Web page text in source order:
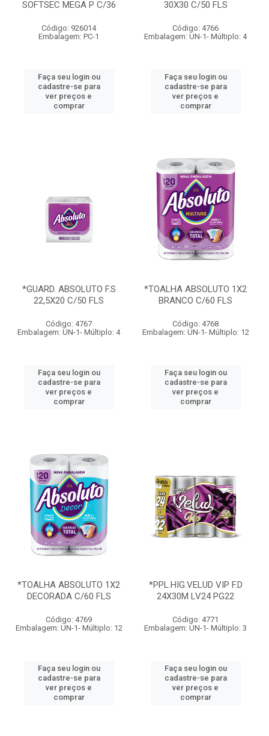
SOFTSEC MEGA P C/36
Código: 926014
Embalagem: PC-1
Faça seu login ou
cadastre-se para
ver preços e
comprar
30X30 C/50 FLS
Código: 4766
Embalagem: UN-1- Múltiplo: 4
Faça seu login ou
cadastre-se para
ver preços e
comprar
*GUARD. ABSOLUTO F.S
22,5X20 C/50 FLS
Código: 4767
Embalagem: UN-1- Múltiplo: 4
Faça seu login ou
cadastre-se para
ver preços e
comprar
*TOALHA ABSOLUTO 1X2
BRANCO C/60 FLS
Código: 4768
Embalagem: UN-1- Múltiplo: 12
Faça seu login ou
cadastre-se para
ver preços e
comprar
*TOALHA ABSOLUTO 1X2
DECORADA C/60 FLS
Código: 4769
Embalagem: UN-1- Múltiplo: 12
Faça seu login ou
cadastre-se para
ver preços e
comprar
*PPL.HIG.VELUD VIP F.D
24X30M LV24 PG22
Código: 4771
Embalagem: UN-1- Múltiplo: 3
Faça seu login ou
cadastre-se para
ver preços e
comprar